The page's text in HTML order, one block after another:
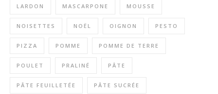
LARDON MASCARPONE MOUSSE
NOISETTES NOËL OIGNON PESTO
PIZZA POMME POMME DE TERRE
POULET PRALINÉ PÂTE
PÂTE FEUILLETÉE PÂTE SUCRÉE